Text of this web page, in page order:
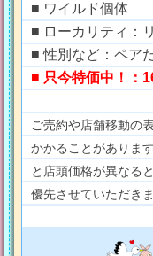
■ ワイルド個体
■ ローカリティ：
■ 性別など：ペア
■ 只今特価中！：
ご売約や店舗移動の
かかることがありま
と店頭価格が異なる
優先させていただき